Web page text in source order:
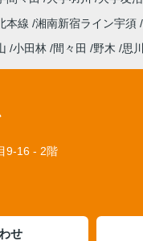
本線 湘南新宿ライン宇須
小田林 間々田 野木 思川
9-16 - 2階
せ